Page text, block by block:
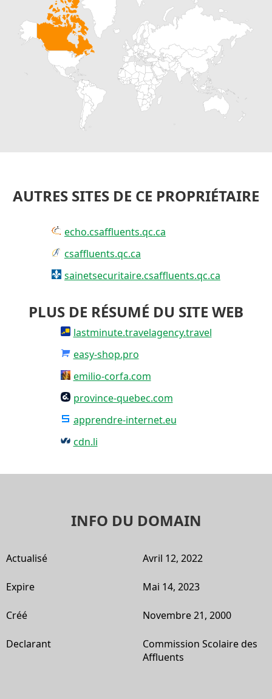
AUTRES SITES DE CE PROPRIÉTAIRE
echo.csaffluents.qc.ca
csaffluents.qc.ca
sainetsecuritaire.csaffluents.qc.ca
PLUS DE RÉSUMÉ DU SITE WEB
lastminute.travelagency.travel
easy-shop.pro
emilio-corfa.com
province-quebec.com
apprendre-internet.eu
cdn.li
INFO DU DOMAIN
Actualisé Avril 12, 2022
Expire Mai 14, 2023
Créé Novembre 21, 2000
Declarant
Commission Scolaire des
Affluents